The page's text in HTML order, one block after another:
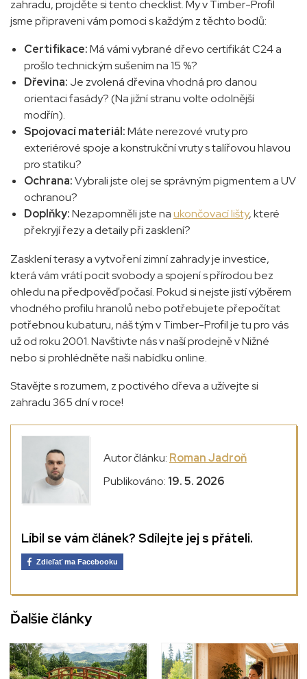
zahradu, projděte si tento checklist. My v Timber-Profil
jsme připraveni vám pomoci s každým z těchto bodů:
Certifikace:Má vámi vybrané dřevo certifikát C24 a
prošlo technickým sušením na 15 %?
Dřevina: Je zvolená dřevina vhodná pro danou
orientaci fasády? (Na jižní stranu volte odolnější
modřín).
Spojovací materiál:Máte nerezové vruty pro
exteriérové spoje a konstrukční vruty s talířovou hlavou
pro statiku?
Ochrana:Vybrali jste olej se správným pigmentem a UV
ochranou?
Doplňky:Nezapomněli jste naukončovací lišty, které
překryjí řezy a detaily při zasklení?
Zasklení terasy a vytvoření zimní zahrady je investice,
která vám vrátí pocit svobody a spojení s přírodou bez
ohledu na předpověď počasí. Pokud si nejste jistí výběrem
vhodného profilu hranolů nebo potřebujete přepočítat
potřebnou kubaturu, náš tým v Timber-Profil je tu pro vás
už od roku 2001. Navštivte nás v naší prodejně v Nižné
nebo si prohlédněte naši nabídku online.
Stavějte s rozumem, z poctivého dřeva a užívejte si
zahradu 365 dní v roce!
Autor článku: Roman Jadroň
Publikováno: 19. 5. 2026
Líbil se vám článek? Sdílejte jej s přáteli.
Zdieľať ma Facebooku
Ďalšie články